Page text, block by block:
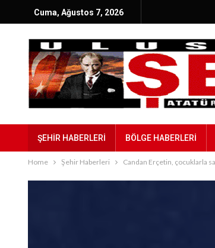
Cuma, Ağustos 7, 2026
ŞEHIR HABERLERI BÖLGE HABERLERI
Home Şehir Haberleri Candan Erçetin, çocuklarla